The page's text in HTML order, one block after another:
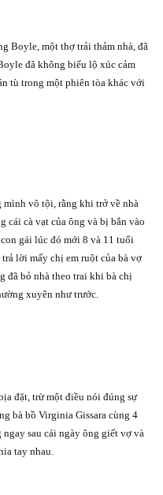
Boyle, một thợ trải thảm nhà, đã
đã không biểu lộ xúc cảm
tù trong một phiên tòa khác với
vô tội, rằng khi trở về nhà
cái cà vạt của ông và bị bắn vào
gái lúc đó mới 8 và 11 tuổi
lời mấy chị em ruột của bà vợ
đã bỏ nhà theo trai khi bà chị
xuyên như trước.
đặt, trừ một điều nói đúng sự
bà bồ Virginia Gissara cùng 4
sau cái ngày ông giết vợ và
tay nhau.